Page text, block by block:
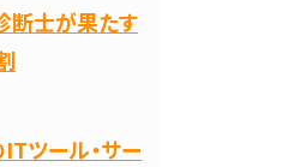
断士が果たす
ツール・サー